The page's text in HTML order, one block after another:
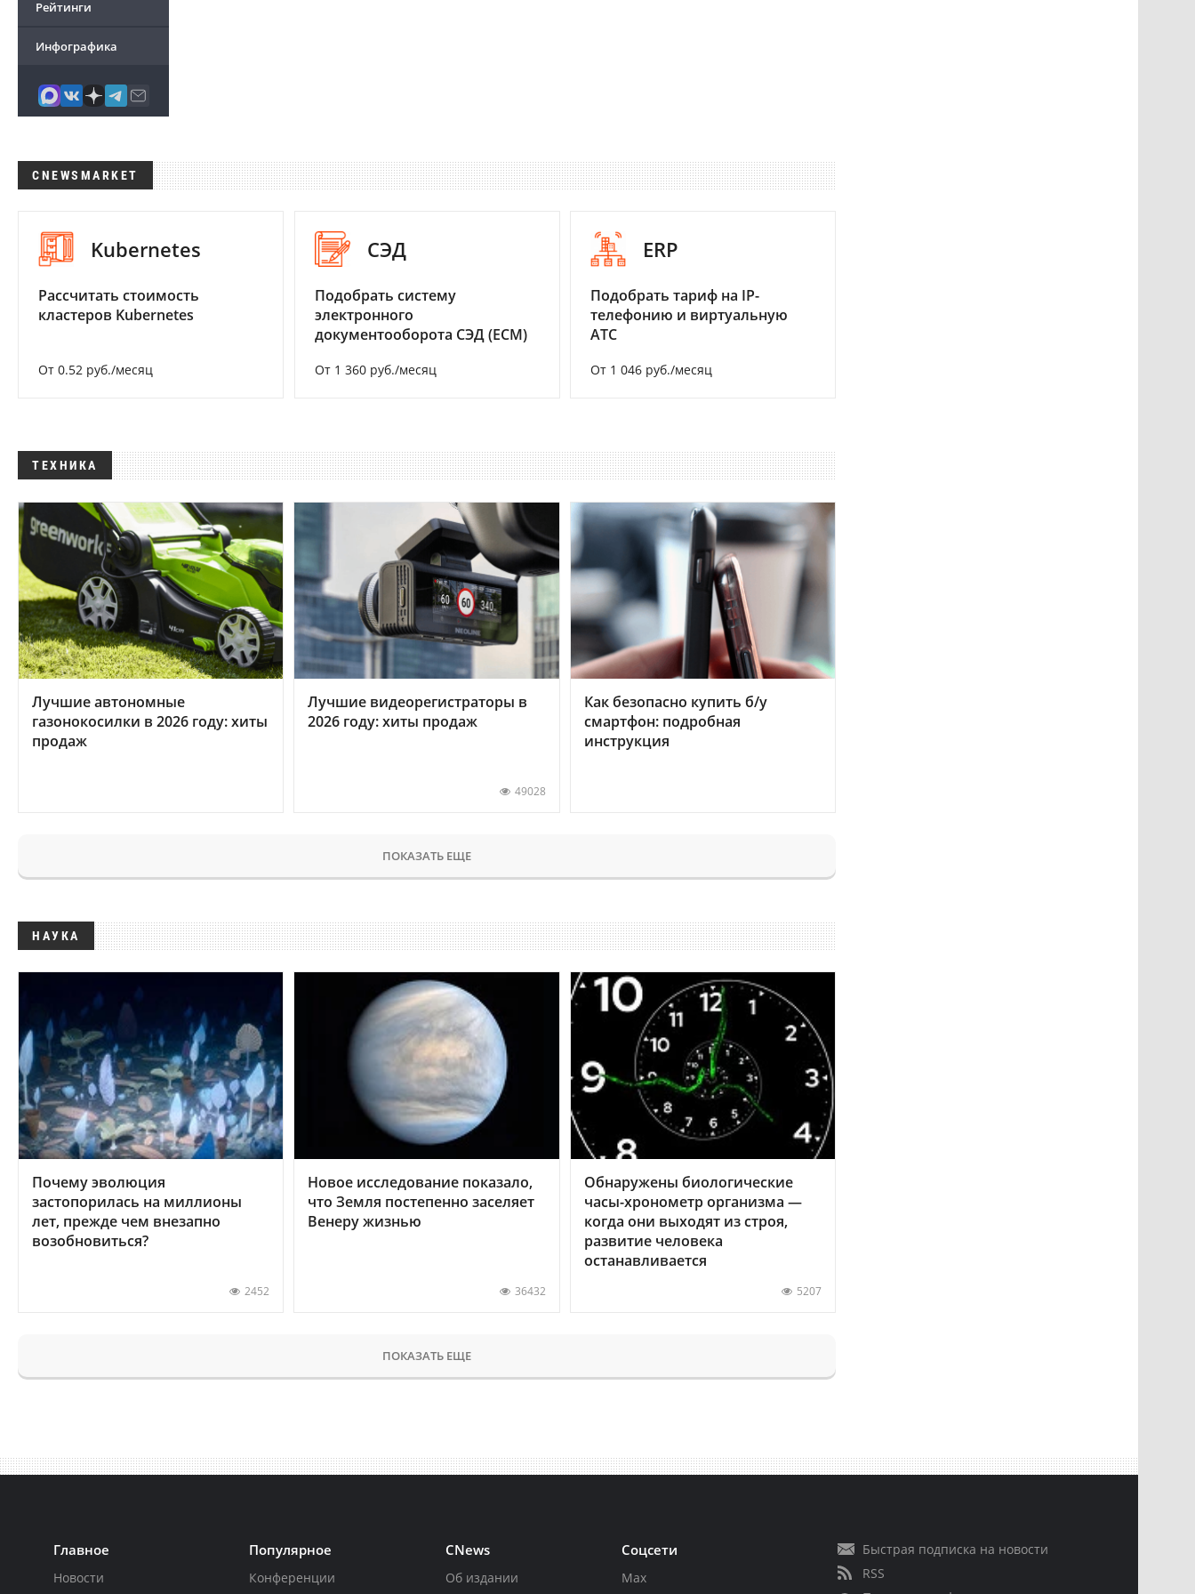
Рейтинги
Инфографика
CNEWSMARKET
Kubernetes
Рассчитать стоимость
кластеров Kubernetes
От 0.52 руб./месяц
СЭД
Подобрать систему
электронного
документооборота СЭД (ECM)
От 1 360 руб./месяц
ERP
Подобрать тариф на IP-
телефонию и виртуальную
АТС
От 1 046 руб./месяц
ТЕХНИКА
Лучшие автономные
газонокосилки в 2026 году: хиты
продаж
Лучшие видеорегистраторы в
2026 году: хиты продаж
49028
Как безопасно купить б/у
смартфон: подробная
инструкция
ПОКАЗАТЬ ЕЩЕ
НАУКА
Почему эволюция
застопорилась на миллионы
лет, прежде чем внезапно
возобновиться?
2452
Новое исследование показало,
что Земля постепенно заселяет
Венеру жизнью
36432
Обнаружены биологические
часы-хронометр организма —
когда они выходят из строя,
развитие человека
останавливается
5207
ПОКАЗАТЬ ЕЩЕ
Главное
Новости
Популярное
Конференции
CNews
Об издании
Соцсети
Max
Быстрая подписка на новости
RSS